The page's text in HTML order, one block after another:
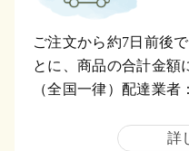
ご注文から約7日前後
とに、商品の合計金額
（全国一律）配達業者
詳